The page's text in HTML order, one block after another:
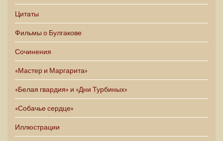
Цитаты
Фильмы о Булгакове
Сочинения
«Мастер и Маргарита»
«Белая гвардия» и «Дни Турбиных»
«Собачье сердце»
Иллюстрации